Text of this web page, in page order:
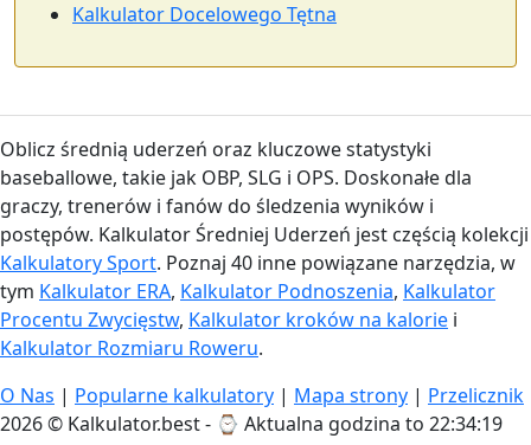
Kalkulator Docelowego Tętna
Oblicz średnią uderzeń oraz kluczowe statystyki
baseballowe, takie jak OBP, SLG i OPS. Doskonałe dla
graczy, trenerów i fanów do śledzenia wyników i
postępów. Kalkulator Średniej Uderzeń jest częścią kolekcji
Kalkulatory Sport. Poznaj 40 inne powiązane narzędzia, w
tym Kalkulator ERA, Kalkulator Podnoszenia, Kalkulator
Procentu Zwycięstw, Kalkulator kroków na kalorie i
Kalkulator Rozmiaru Roweru.
O Nas | Popularne kalkulatory | Mapa strony | Przelicznik
2026 © Kalkulator.best - ⌚ Aktualna godzina to 22:34:20